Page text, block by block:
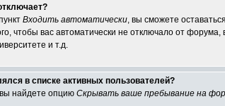
Входить автоматически, вы сможете
чтобы вас автоматически не отключало от
и т.д.
в списке активных пользователей?
найдете опцию Скрывать ваше пребывание на